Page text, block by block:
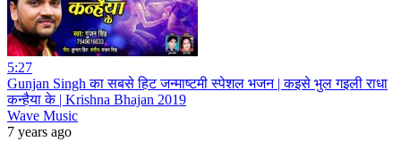
5:27
Gunjan Singh का सबसे हिट जन्माष्टमी स्पेशल भजन | कइसे भुल गइली राधा
कन्हैया के | Krishna Bhajan 2019
Wave Music
7 years ago